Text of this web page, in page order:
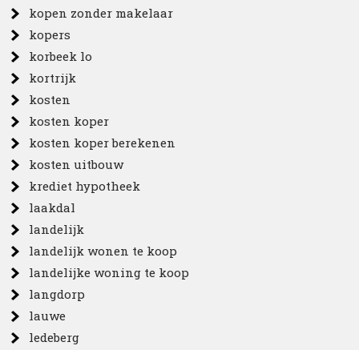
kopen zonder makelaar
kopers
korbeek lo
kortrijk
kosten
kosten koper
kosten koper berekenen
kosten uitbouw
krediet hypotheek
laakdal
landelijk
landelijk wonen te koop
landelijke woning te koop
langdorp
lauwe
ledeberg